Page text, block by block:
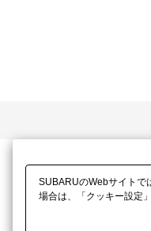
SUBARUのWebサイトで
場合は、「クッキー設定